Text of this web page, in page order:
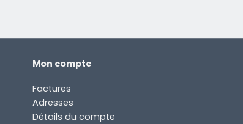
Mon compte
Factures
Adresses
Détails du compte